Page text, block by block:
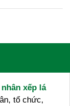
xếp lá
tổ chức,